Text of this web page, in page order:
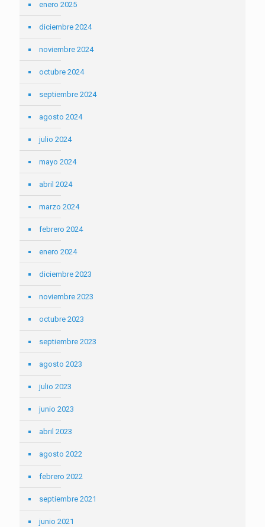
enero 2025
diciembre 2024
noviembre 2024
octubre 2024
septiembre 2024
agosto 2024
julio 2024
mayo 2024
abril 2024
marzo 2024
febrero 2024
enero 2024
diciembre 2023
noviembre 2023
octubre 2023
septiembre 2023
agosto 2023
julio 2023
junio 2023
abril 2023
agosto 2022
febrero 2022
septiembre 2021
junio 2021